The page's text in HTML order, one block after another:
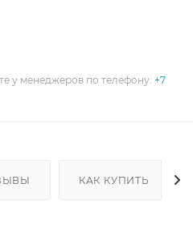
у менеджеров по телефону: +7
КАК КУПИТЬ